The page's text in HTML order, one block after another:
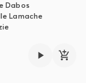
Dabos
Lamache